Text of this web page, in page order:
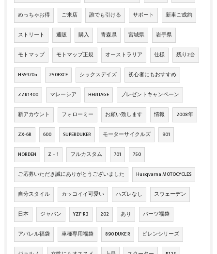
めっちゃお得 ご来店 誰でも引ける サポート 新車ご成約
ストリート 通販 購入 青森県 宮城県 岩手県
モトマップ モトマップ正規 オーストラリア 仕様 残り2台
HSS970n 250EXCF シックスデイズ 初心者にもおすすめ
ZZR1400 マレーシア HERITAGE プレゼントキャンペーン
新アカウント フォローミー お願い致します 情報 2008年
ZX‐6R 600 SUPERDUKER モーターサイクルズ 901
NORDEN Z－1 フルカスタム 701 750
ご応募いただき誠にありがとうございました Husqvarna MOTOCYCLES
自分スタイル カッコイイ可愛い ハズレなし スウェーデン
日本 ジャパン YZF-R3 202 あり パーツ福袋
アパレル福袋 車種専用福袋 890 DUKE R ピレンシリーズ